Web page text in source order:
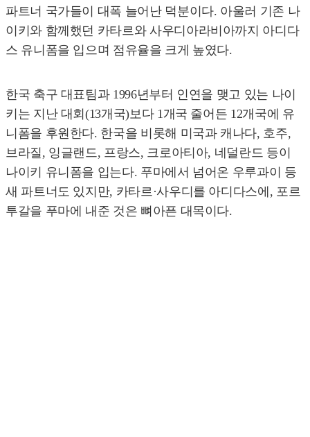
파트너 국가들이 대폭 늘어난 덕분이다. 아울러 기존 나
이키와 함께했던 카타르와 사우디아라비아까지 아디다
스 유니폼을 입으며 점유율을 크게 높였다.
한국 축구 대표팀과 1996년부터 인연을 맺고 있는 나이
키는 지난 대회(13개국)보다 1개국 줄어든 12개국에 유
니폼을 후원한다. 한국을 비롯해 미국과 캐나다, 호주,
브라질, 잉글랜드, 프랑스, 크로아티아, 네덜란드 등이
나이키 유니폼을 입는다. 푸마에서 넘어온 우루과이 등
새 파트너도 있지만, 카타르·사우디를 아디다스에, 포르
투갈을 푸마에 내준 것은 뼈아픈 대목이다.